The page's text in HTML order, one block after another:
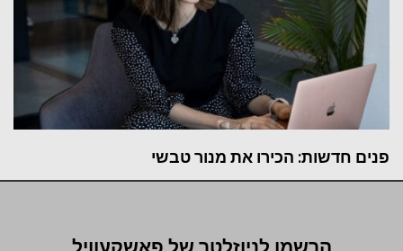
פנים חדשות: הכירו את מנור טבשי